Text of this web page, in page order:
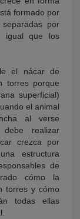
formado por
por
igual que los
el nácar de
torres porque
superficial)
el animal
al verse
debe realizar
crezca por
estructura
de
cómo la
torres y cómo
todas ellas